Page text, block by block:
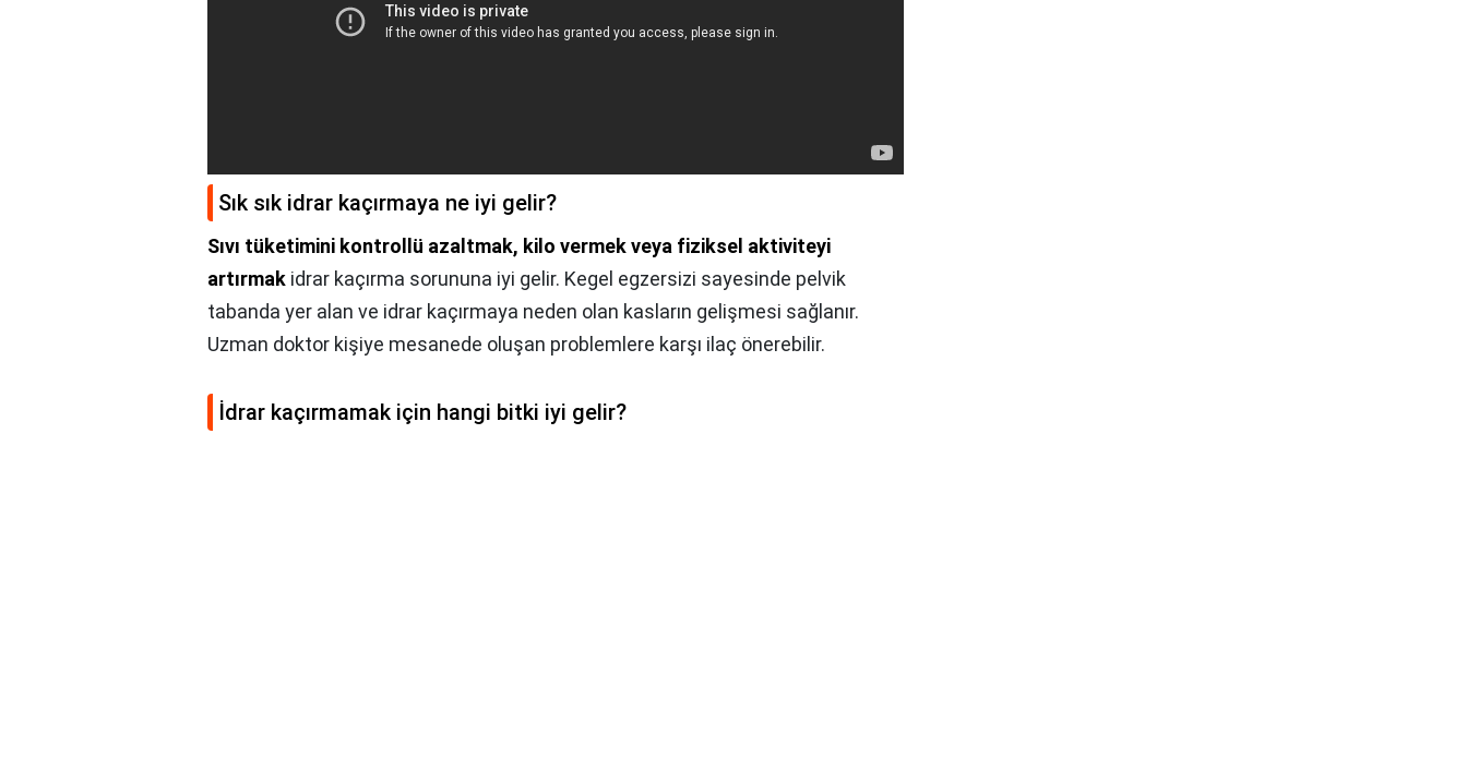
Sık sık idrar kaçırmaya ne iyi gelir?
Sıvı tüketimini kontrollü azaltmak, kilo vermek veya fiziksel aktiviteyi
artırmak idrar kaçırma sorununa iyi gelir. Kegel egzersizi sayesinde pelvik
tabanda yer alan ve idrar kaçırmaya neden olan kasların gelişmesi sağlanır.
Uzman doktor kişiye mesanede oluşan problemlere karşı ilaç önerebilir.
İdrar kaçırmamak için hangi bitki iyi gelir?